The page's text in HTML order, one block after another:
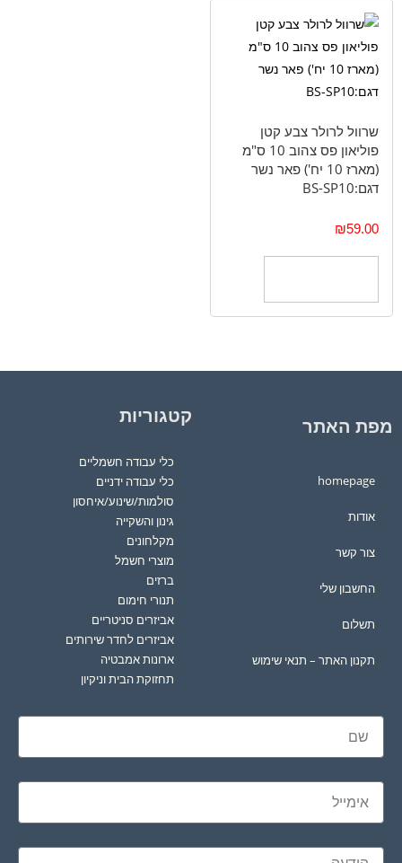
שרוול לרולר צבע קטן
פוליאון פס צהוב 10 ס"מ
(מארז 10 יח') פאר נשר
דגם:BS-SP10
₪59.00
מפת האתר
homepage
אודות
צור קשר
החשבון שלי
תשלום
תקנון האתר – תנאי שימוש
קטגוריות
כלי עבודה חשמליים
כלי עבודה ידניים
סולמות/שינוע/איחסון
גינון והשקייה
מקלחונים
מוצרי חשמל
ברזים
תנורי חימום
אביזרים סניטריים
אביזרים לחדר שירותים
ארונות אמבטיה
תחזוקת הבית וניקיון